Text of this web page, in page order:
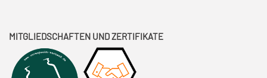
MITGLIEDSCHAFTEN UND ZERTIFIKATE